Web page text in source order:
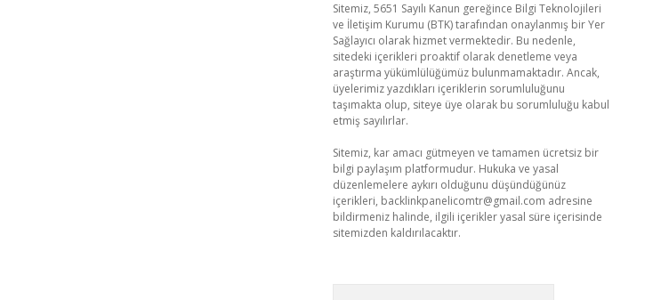
Sitemiz, 5651 Sayılı Kanun gereğince Bilgi Teknolojileri
ve İletişim Kurumu (BTK) tarafından onaylanmış bir Yer
Sağlayıcı olarak hizmet vermektedir. Bu nedenle,
sitedeki içerikleri proaktif olarak denetleme veya
araştırma yükümlülüğümüz bulunmamaktadır. Ancak,
üyelerimiz yazdıkları içeriklerin sorumluluğunu
taşımakta olup, siteye üye olarak bu sorumluluğu kabul
etmiş sayılırlar.
Sitemiz, kar amacı gütmeyen ve tamamen ücretsiz bir
bilgi paylaşım platformudur. Hukuka ve yasal
düzenlemelere aykırı olduğunu düşündüğünüz
içerikleri, backlinkpanelicomtr@gmail.com adresine
bildirmeniz halinde, ilgili içerikler yasal süre içerisinde
sitemizden kaldırılacaktır.